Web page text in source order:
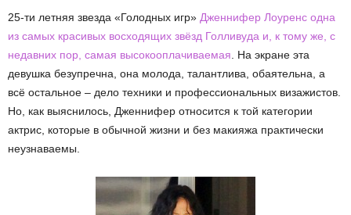
25-ти летняя звезда «Голодных игр» Дженнифер Лоуренс одна
из самых красивых восходящих звёзд Голливуда и, к тому же, с
недавних пор, самая высокооплачиваемая . На экране эта
девушка безупречна, она молода, талантлива, обаятельна, а
всё остальное – дело техники и профессиональных визажистов.
Но, как выяснилось, Дженнифер относится к той категории
актрис, которые в обычной жизни и без макияжа практически
неузнаваемы.